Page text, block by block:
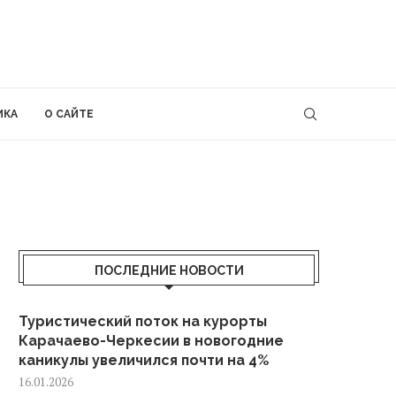
О САЙТЕ
ПОСЛЕДНИЕ НОВОСТИ
Туристический поток на курорты
Карачаево-Черкесии в новогодние
каникулы увеличился почти на 4%
16.01.2026